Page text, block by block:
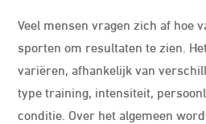
Veel mensen vragen zich af hoe
sporten om resultaten te zien.
variëren, afhankelijk van
type training, intensiteit,
conditie. Over het algemeen